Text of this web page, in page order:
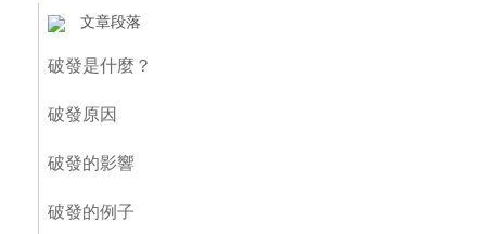
文章段落
破發是什麼？
破發原因
破發的影響
破發的例子